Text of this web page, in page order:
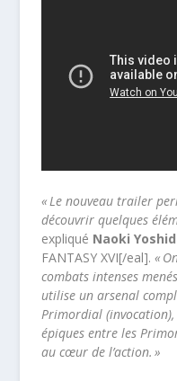
« Le nouveau trailer
découvrir quelques
expliqué Naoki
FANTASY XVI[/eal].«
combats intenses
utilise un arsenal
Primordial
épiques entre les
au cœur de l’action. »